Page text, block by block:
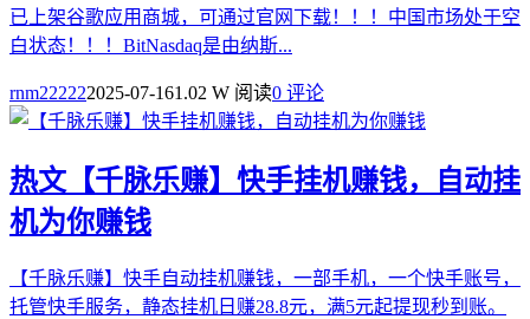
已上架谷歌应用商城，可通过官网下载！！！中国市场处于空
白状态！！！BitNasdaq是由纳斯...
rnm222222025-07-161.02 W 阅读0 评论
热文 【千脉乐赚】快手挂机赚钱，自动挂
机为你赚钱
【千脉乐赚】快手自动挂机赚钱，一部手机，一个快手账号，
托管快手服务，静态挂机日赚28.8元，满5元起提现秒到账。